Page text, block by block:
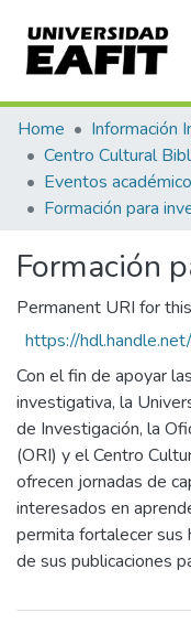
Communities &
All of DSpace
Home
Información
Centro Cultural
Formación
Permanent URI for
https://
Con el fin de apoyar
investigativa, la
de Investigación, la
(ORI) y el Centro
ofrecen jornadas de
interesados en
permita fortalecer sus
de sus publicaciones